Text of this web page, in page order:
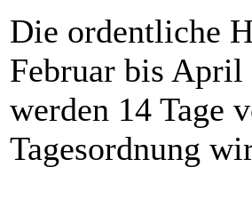
Die ordentliche
Februar bis April
werden 14 Tage
Tagesordnung